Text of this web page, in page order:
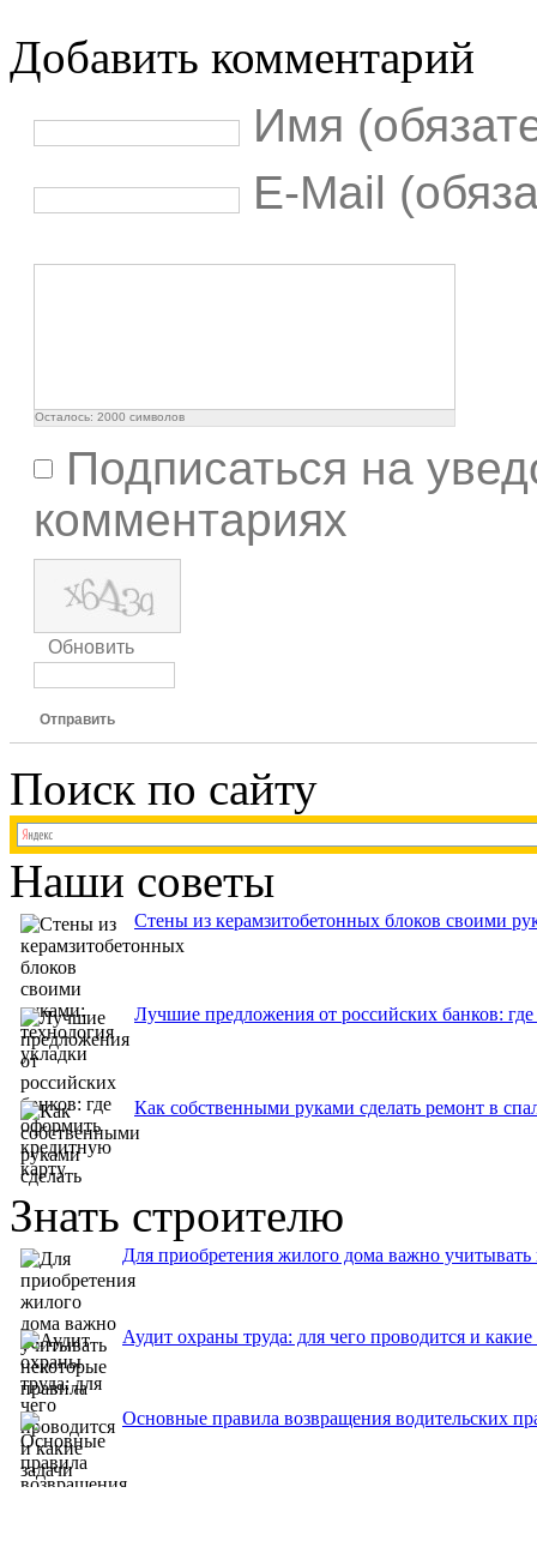
Добавить комментарий
Имя
E-Mail
Осталось: 2000 символов
Подписаться на
комментариях
Обновить
Отправить
Поиск по сайту
Наши советы
Стены из керамзитобетонных блоков своими
Лучшие предложения от российских банков:
Как собственными руками сделать ремонт в
Знать строителю
Для приобретения жилого дома важно учитывать
Аудит охраны труда: для чего проводится и какие
Основные правила возвращения водительских